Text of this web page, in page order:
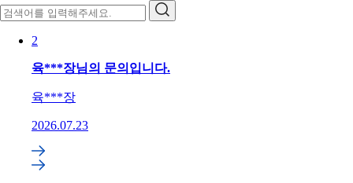
2
육***장님의 문의입니다.
육***장
2026.07.23